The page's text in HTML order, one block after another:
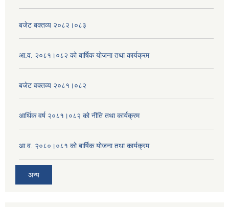
बजेट बक्तव्य २०८२।०८३
आ.व. २०८१।०८२ को बार्षिक योजना तथा कार्यक्रम
बजेट वक्तव्य २०८१।०८२
आर्थिक वर्ष २०८१।०८२ को नीति तथा कार्यक्रम
आ.व. २०८०।०८१ को बार्षिक योजना तथा कार्यक्रम
अन्य